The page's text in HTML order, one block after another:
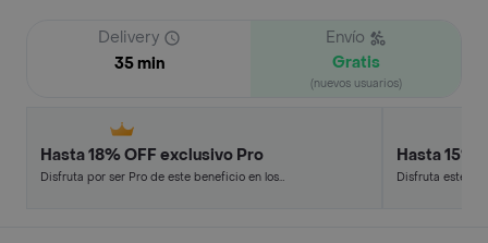
Delivery
35 min
Envío
Gratis
(nuevos usuarios)
Hasta 18% OFF exclusivo Pro
Disfruta por ser Pro de este beneficio en los
Hasta 15%
Disfruta este